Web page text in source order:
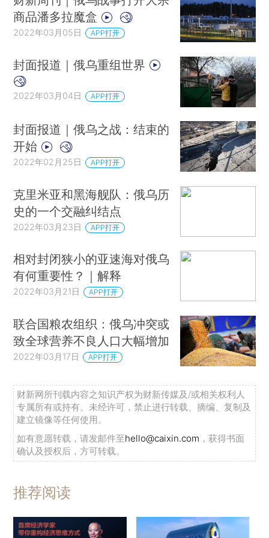
商品潘多拉魔盒
2022年03月05日 APP打开
封面报道｜俄乌重组世界
2022年03月04日 APP打开
封面报道｜俄乌之战：结束的
开始
2022年02月25日 APP打开
克里米亚和黑海舰队：俄乌历
史的一个交融纠结点
2022年03月23日 APP打开
相对封闭狭小的亚速海对俄乌
有何重要性？｜解释
2022年03月21日 APP打开
联合国粮农组织：俄乌冲突或
致全球营养不良人口大幅增加
2022年03月17日 APP打开
财新网所刊载内容之知识产权为财新传媒及/或相关权利人
专属所有或持有。未经许可，禁止进行转载、摘编、复制及
建立镜像等任何使用。
如有意愿转载，请发邮件至hello@caixin.com ，获得书面
确认及授权后，方可转载。
推荐阅读